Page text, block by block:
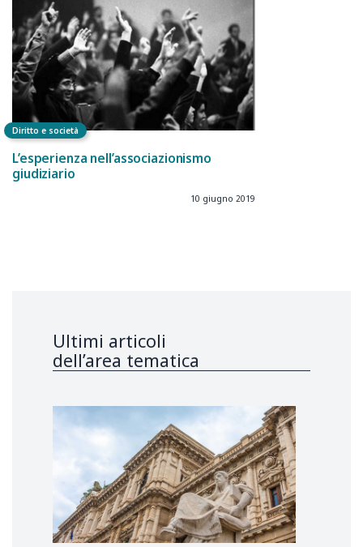
Diritto e società
L’esperienza nell’associazionismo
giudiziario
10 giugno 2019
Ultimi articoli
dell’area tematica